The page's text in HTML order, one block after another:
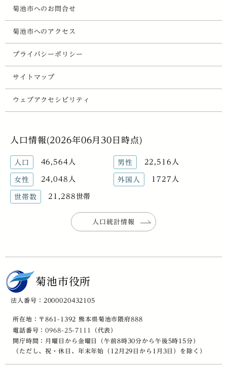
菊池市へのお問合せ
菊池市へのアクセス
プライバシーポリシー
サイトマップ
ウェブアクセシビリティ
人口情報(2026年06月30日時点)
人口 46,564人 男性 22,516人
女性 24,048人 外国人 1727人
世帯数 21,288世帯
人口統計情報
菊池市役所
法人番号：2000020432105
所在地：〒861-1392 熊本県菊池市隈府888
電話番号：0968-25-7111
（代表）
開庁時間：月曜日から金曜日（午前8時30分から午後5時15分）
（ただし、祝・休日、年末年始（12月29日から1月3日）を除く）